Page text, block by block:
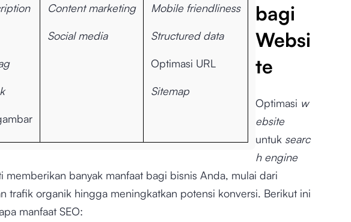
Content marketing
Social media
Mobile friendliness
Structured data
Optimasi URL
Sitemap
bagi
Websi
te
Optimasi w
ebsite
untuk searc
h engine
memberikan banyak manfaat bagi bisnis Anda, mulai dari
trafik organik hingga meningkatkan potensi konversi. Berikut ini
manfaat SEO: